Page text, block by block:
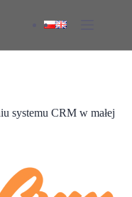
systemu CRM w małej